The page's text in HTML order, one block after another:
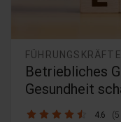
FÜHRUNGSKRÄFTE
Betriebliches
Gesundheit
4.6 / 5 4.6